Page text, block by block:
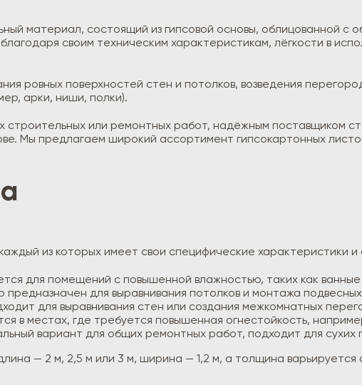
материал, состоящий из гипсовой основы, облицованной с
своим техническим характеристикам, лёгкости в
ровных поверхностей стен и потолков, возведения
арки, ниши, полки).
строительных или ремонтных работ, надёжным поставщиком
Мы предлагаем широкий ассортимент гипсокартонных
из которых имеет свои специфические характеристики
для помещений с повышенной влажностью, таких как
предназначен для выравнивания потолков и монтажа
для выравнивания стен или создания межкомнатных
в местах, где требуется повышенная огнестойкость,
вариант для общих ремонтных работ, подходит для сухих
— 2 м, 2,5 м или 3 м, ширина — 1,2 м, а толщина варьируется